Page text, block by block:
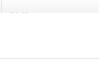
34,00
★★★★★